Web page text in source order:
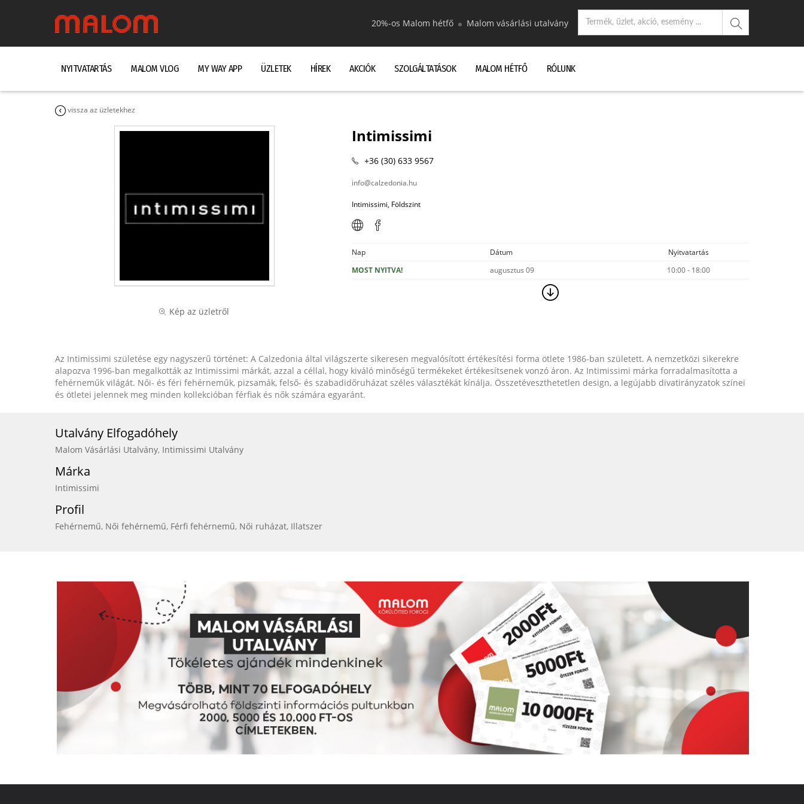
20%-os Malom hétfő Malom vásárlási utalvány
NYITVATARTÁS MALOM VLOG MY WAY APP ÜZLETEK HÍREK AKCIÓK SZOLGÁLTATÁSOK MALOM HÉTFŐ RÓLUNK
vissza az üzletekhez
Kép az üzletről
Intimissimi
+36 (30) 633 9567
info@calzedonia.hu
Intimissimi, Földszint
Nap Dátum
Nyitvatartás
MOST NYITVA!
augusztus 09 10:00 - 18:00
Az Intimissimi születése egy nagyszerű történet: A Calzedonia által világszerte sikeresen megvalósított értékesítési forma ötlete 1986-ban született. A nemzetközi sikerekre
alapozva 1996-ban megalkották az Intimissimi márkát, azzal a céllal, hogy kiváló minőségű termékeket értékesítsenek vonzó áron. Az Intimissimi márka forradalmasította a
fehérneműk világát. Női- és féri fehérneműk, pizsamák, felső- és szabadidőruházat széles választékát kínálja. Összetéveszthetetlen design, a legújabb divatirányzatok színei
és ötletei jelennek meg minden kollekcióban férfiak és nők számára egyaránt.
Utalvány Elfogadóhely
Malom Vásárlási Utalvány, Intimissimi Utalvány
Márka
Intimissimi
Profil
Fehérnemű, Női fehérnemű, Férfi fehérnemű, Női ruházat, Illatszer